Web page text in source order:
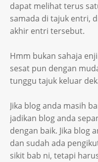
dapat melihat terus
samada di tajuk entri,
akhir entri tersebut.
Hmm bukan sahaja
sesat pun dengan
tunggu tajuk keluar
Jika blog anda masih
jadikan blog anda
dengan baik. Jika blog
dan sudah ada
sikit bab ni, tetapi